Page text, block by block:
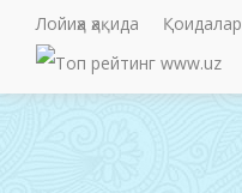
Лойиҳа ҳақида
Қоидалар